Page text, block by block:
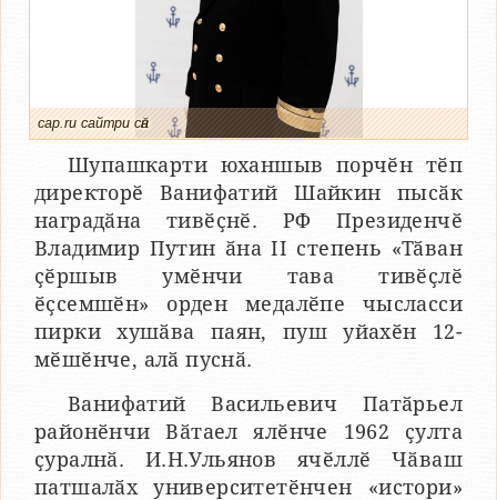
cap.ru сайтри сӑн
Шупашкарти юханшыв порчӗн тӗп
директорӗ Ванифатий Шайкин пысӑк
наградӑна тивӗҫнӗ. РФ Президенчӗ
Владимир Путин ӑна II степень «Тӑван
ҫӗршыв умӗнчи тава тивӗҫлӗ
ӗҫсемшӗн» орден медалӗпе чысласси
пирки хушӑва паян, пуш уйахӗн 12-
мӗшӗнче, алӑ пуснӑ.
Ванифатий Васильевич Патӑрьел
районӗнчи Вӑтаел ялӗнче 1962 ҫулта
ҫуралнӑ. И.Н.Ульянов ячӗллӗ Чӑваш
патшалӑх университетӗнчен «истори»